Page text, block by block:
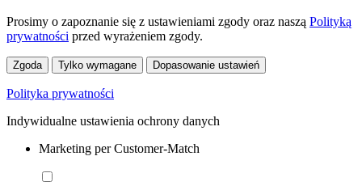
Prosimy o zapoznanie się z ustawieniami zgody oraz naszą Polityką
prywatności przed wyrażeniem zgody.
Zgoda Tylko wymagane Dopasowanie ustawień
Polityka prywatności
Indywidualne ustawienia ochrony danych
Marketing per Customer-Match